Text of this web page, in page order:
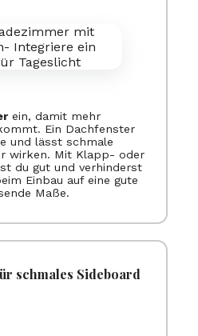
ein, damit mehr
Ein Dachfenster
und lässt schmale
wirken. Mit Klapp- oder
du gut und verhinderst
Einbau auf eine gute
Maße.
schmales Sideboard